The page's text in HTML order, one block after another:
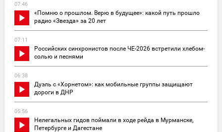
07:46
«Помню о прошлом. Верю в будущее»: какой путь прошло
радио «Звезда» за 20 лет
07:11
Российских синхронистов после ЧЕ-2026 встретили хлебом-
солью и песнями
06:38
Дуэль с «Хорнетом»: как мобильные группы защищают
дороги в ДНР
05:56
Нелегальных гидов поймали в ходе рейда в Мурманске,
Петербурге и Дагестане